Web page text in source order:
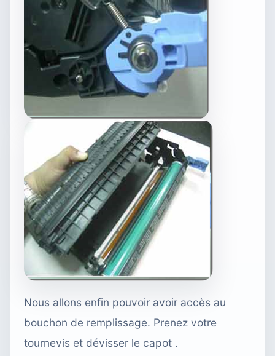
Nous allons enfin pouvoir avoir accès au
bouchon de remplissage. Prenez votre
tournevis et dévisser le capot .